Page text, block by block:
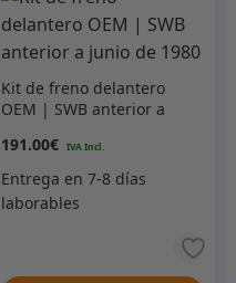
Kit de freno delantero
OEM | SWB anterior a
191.00€